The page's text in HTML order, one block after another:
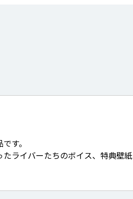
す。
ライバーたちのボイス、特典壁紙